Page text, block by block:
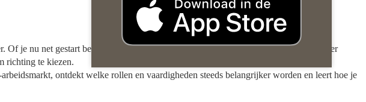
Of je nu net gestart bent, toe bent aan groei, een overstap overweegt of zoekt naar meer
richting te kiezen.
ontdekt welke rollen en vaardigheden steeds belangrijker worden en leert hoe je